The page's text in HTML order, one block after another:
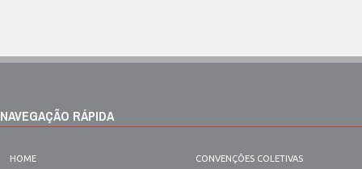
NAVEGAÇÃO RÁPIDA
HOME CONVENÇÕES COLETIVAS